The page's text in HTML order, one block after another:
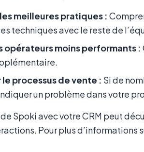
meilleures pratiques :
techniques avec le reste de
opérateurs moins performants :
processus de vente : Si de
un problème dans votre
Spoki avec votre CRM peut
Pour plus d’informations